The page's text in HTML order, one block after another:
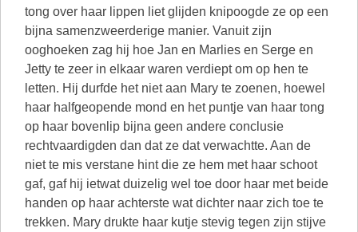
tong over haar lippen liet glijden knipoogde ze op een
bijna samenzweerderige manier. Vanuit zijn
ooghoeken zag hij hoe Jan en Marlies en Serge en
Jetty te zeer in elkaar waren verdiept om op hen te
letten. Hij durfde het niet aan Mary te zoenen, hoewel
haar halfgeopende mond en het puntje van haar tong
op haar bovenlip bijna geen andere conclusie
rechtvaardigden dan dat ze dat verwachtte. Aan de
niet te mis verstane hint die ze hem met haar schoot
gaf, gaf hij ietwat duizelig wel toe door haar met beide
handen op haar achterste wat dichter naar zich toe te
trekken. Mary drukte haar kutje stevig tegen zijn stijve